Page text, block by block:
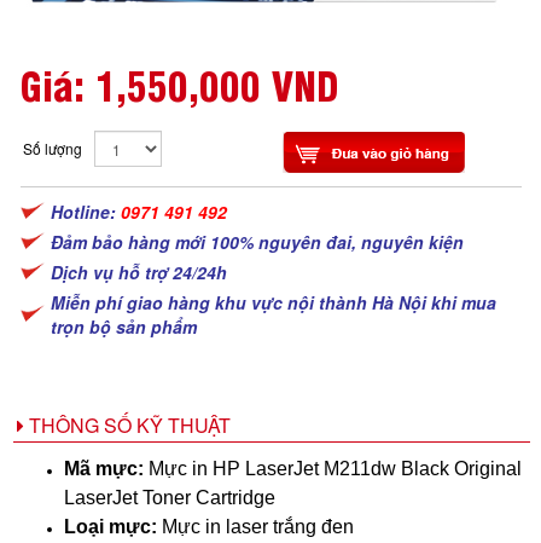
Giá: 1,550,000 VND
Số lượng
Hotline: 0971 491 492
Đảm bảo hàng mới 100% nguyên đai, nguyên kiện
Dịch vụ hỗ trợ 24/24h
Miễn phí giao hàng khu vực nội thành Hà Nội khi mua
trọn bộ sản phẩm
THÔNG SỐ KỸ THUẬT
Mã mực: Mực in HP LaserJet M211dw Black Original
LaserJet Toner Cartridge
Loại mực: Mực in laser trắng đen